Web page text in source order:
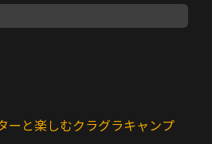
ーと楽しむクラグラキャンプ